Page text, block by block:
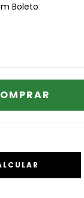
Boleto